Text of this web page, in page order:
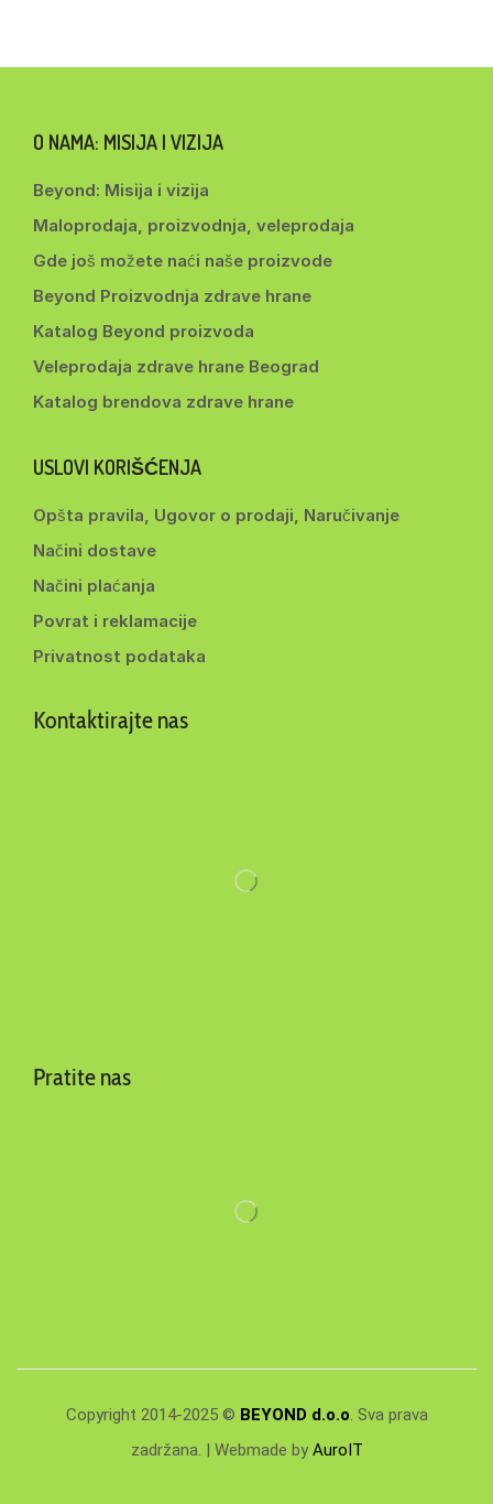
O NAMA: MISIJA I VIZIJA
Beyond: Misija i vizija
Maloprodaja, proizvodnja, veleprodaja
Gde još možete naći naše proizvode
Beyond Proizvodnja zdrave hrane
Katalog Beyond proizvoda
Veleprodaja zdrave hrane Beograd
Katalog brendova zdrave hrane
USLOVI KORIŠĆENJA
Opšta pravila, Ugovor o prodaji, Naručivanje
Načini dostave
Načini plaćanja
Povrat i reklamacije
Privatnost podataka
Kontaktirajte nas
Pratite nas
Copyright 2014-2025 © BEYOND d.o.o. Sva prava
zadržana. | Webmade by AuroIT